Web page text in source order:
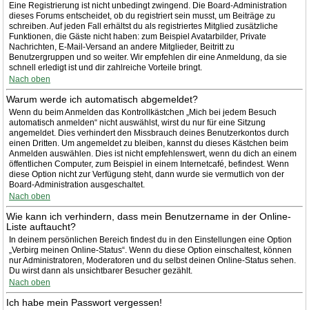
Eine Registrierung ist nicht unbedingt zwingend. Die Board-Administration
dieses Forums entscheidet, ob du registriert sein musst, um Beiträge zu
schreiben. Auf jeden Fall erhältst du als registriertes Mitglied zusätzliche
Funktionen, die Gäste nicht haben: zum Beispiel Avatarbilder, Private
Nachrichten, E-Mail-Versand an andere Mitglieder, Beitritt zu
Benutzergruppen und so weiter. Wir empfehlen dir eine Anmeldung, da sie
schnell erledigt ist und dir zahlreiche Vorteile bringt.
Nach oben
Warum werde ich automatisch abgemeldet?
Wenn du beim Anmelden das Kontrollkästchen „Mich bei jedem Besuch
automatisch anmelden“ nicht auswählst, wirst du nur für eine Sitzung
angemeldet. Dies verhindert den Missbrauch deines Benutzerkontos durch
einen Dritten. Um angemeldet zu bleiben, kannst du dieses Kästchen beim
Anmelden auswählen. Dies ist nicht empfehlenswert, wenn du dich an einem
öffentlichen Computer, zum Beispiel in einem Internetcafé, befindest. Wenn
diese Option nicht zur Verfügung steht, dann wurde sie vermutlich von der
Board-Administration ausgeschaltet.
Nach oben
Wie kann ich verhindern, dass mein Benutzername in der Online-
Liste auftaucht?
In deinem persönlichen Bereich findest du in den Einstellungen eine Option
„Verbirg meinen Online-Status“. Wenn du diese Option einschaltest, können
nur Administratoren, Moderatoren und du selbst deinen Online-Status sehen.
Du wirst dann als unsichtbarer Besucher gezählt.
Nach oben
Ich habe mein Passwort vergessen!